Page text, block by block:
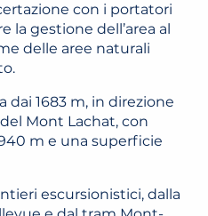
con i portatori
la gestione dell’area al
delle aree naturali
dai 1683 m, in direzione
Mont Lachat, con
m e una superficie
escursionistici, dalla